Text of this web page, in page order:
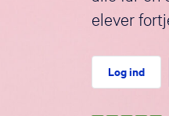
elever
Log ind